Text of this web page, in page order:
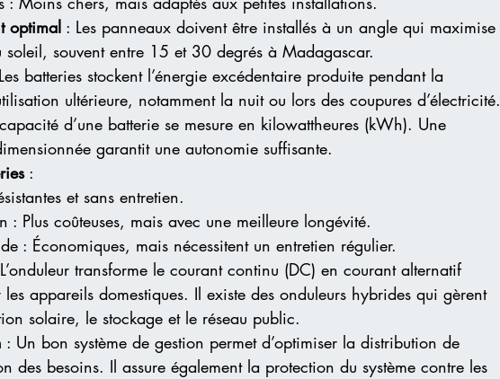
optimal : Les panneaux doivent être installés à un angle qui maximise
soleil, souvent entre 15 et 30 degrés à Madagascar.
batteries stockent l’énergie excédentaire produite pendant la
ultérieure, notamment la nuit ou lors des coupures d’électricité.
d’une batterie se mesure en kilowattheures (kWh). Une
garantit une autonomie suffisante.
:
et sans entretien.
: Plus coûteuses, mais avec une meilleure longévité.
: Économiques, mais nécessitent un entretien régulier.
transforme le courant continu (DC) en courant alternatif
appareils domestiques. Il existe des onduleurs hybrides qui gèrent
solaire, le stockage et le réseau public.
: Un bon système de gestion permet d’optimiser la distribution de
des besoins. Il assure également la protection du système contre les